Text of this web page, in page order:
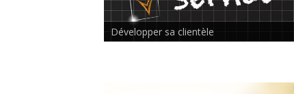
Rencontre inter-thérapeutes